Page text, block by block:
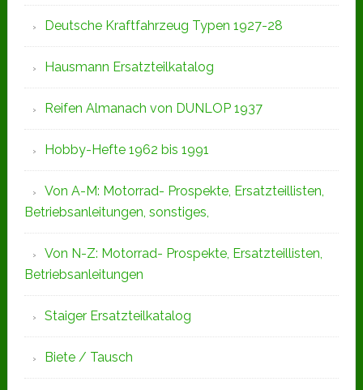
Deutsche Kraftfahrzeug Typen 1927-28
Hausmann Ersatzteilkatalog
Reifen Almanach von DUNLOP 1937
Hobby-Hefte 1962 bis 1991
Von A-M: Motorrad- Prospekte, Ersatzteillisten,
Betriebsanleitungen, sonstiges,
Von N-Z: Motorrad- Prospekte, Ersatzteillisten,
Betriebsanleitungen
Staiger Ersatzteilkatalog
Biete / Tausch